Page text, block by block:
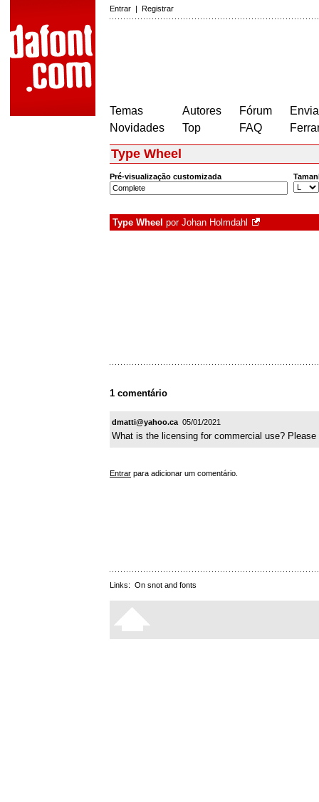
Entrar | Registrar
Temas
Novidades
Autores
Top
Fórum
FAQ
Type Wheel
Pré-visualização customizada
Type Wheel por Johan Holmdahl
1 comentário
dmatti@yahoo.ca 05/01/2021
What is the licensing for commercial use?
Entrar para adicionar um comentário.
Links: On snot and fonts